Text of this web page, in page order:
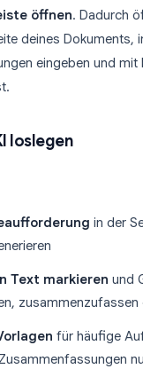
öffnen. Dadurch
deines Dokuments,
eingeben und mit
loslegen
in der
Text markieren und
für häufige